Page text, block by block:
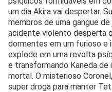
um dia Akira vai despertar.
membros de uma gangue
acidente violento desperta
dormentes em um furioso e
explode em uma revolta
e transformando Kaneda de
mortal. O misterioso
super droga para manter